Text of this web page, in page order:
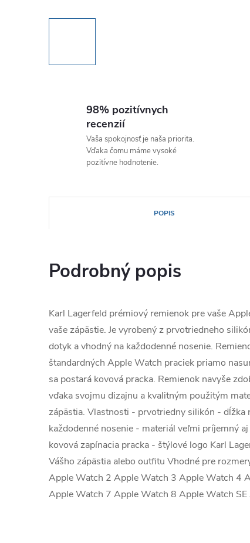
98% pozitívnych
recenzií
Vaša spokojnosť je naša priorita.
Vďaka čomu máme vysoké
pozitívne hodnotenie.
POPIS
Podrobný popis
Karl Lagerfeld prémiový remienok pre vaše
vaše zápästie. Je vyrobený z prvotriedneho
dotyk a vhodný na každodenné nosenie.
štandardných Apple Watch praciek priamo
sa postará kovová pracka. Remienok navyše
vďaka svojmu dizajnu a kvalitným použitým
zápästia. Vlastnosti - prvotriedny silikón - dĺžka
každodenné nosenie - materiál veľmi príjemný
kovová zapínacia pracka - štýlové logo Karl
Vášho zápästia alebo outfitu Vhodné pre
Apple Watch 2 Apple Watch 3 Apple Watch 4
Apple Watch 7 Apple Watch 8 Apple Watch SE